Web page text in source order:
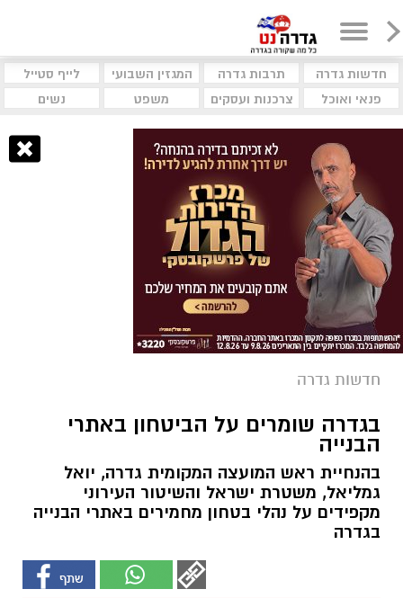
חדשות גדרה תרבות גדרה המגזין השבועי
לייף סטייל
פנאי ואוכל
צרכנות ועסקים משפט נשים
חדשות גדרה
בגדרה שומרים על הביטחון באתרי
הבנייה
בהנחיית ראש המועצה המקומית גדרה, יואל
גמליאל, משטרת ישראל והשיטור העירוני
מקפידים על נהלי בטחון מחמירים באתרי הבנייה
בגדרה